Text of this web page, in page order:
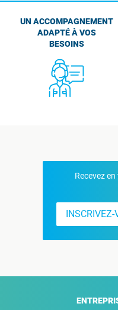
UN ACCOMPAGNEMENT
ADAPTÉ À VOS
BESOINS
Recevez